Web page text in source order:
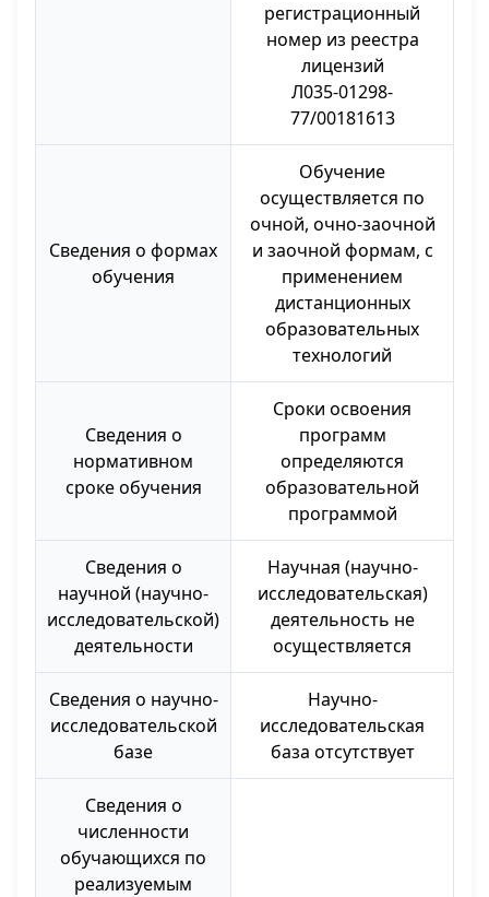
регистрационный
номер из реестра
лицензий
Л035-01298-
77/00181613
Сведения о формах
обучения
Обучение
осуществляется по
очной, очно-заочной
и заочной формам, с
применением
дистанционных
образовательных
технологий
Сведения о
нормативном
сроке обучения
Сроки освоения
программ
определяются
образовательной
программой
Сведения о
научной (научно-
исследовательской)
деятельности
Научная (научно-
исследовательская)
деятельность не
осуществляется
Сведения о научно-
исследовательской
базе
Научно-
исследовательская
база отсутствует
Сведения о
численности
обучающихся по
реализуемым